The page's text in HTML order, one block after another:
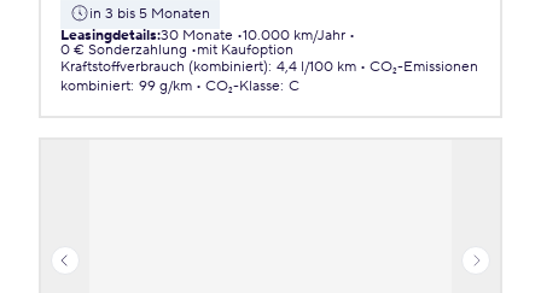
in 3 bis 5 Monaten
Leasingdetails:30 Monate 10.000 km/Jahr
0 € Sonderzahlung
mit Kaufoption
Kraftstoffverbrauch (kombiniert): 4,4 l/100 km
CO₂-Emissionen
kombiniert: 99 g/km CO₂-Klasse: C